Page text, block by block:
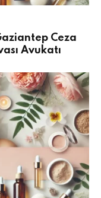
Ceza
Avukatı